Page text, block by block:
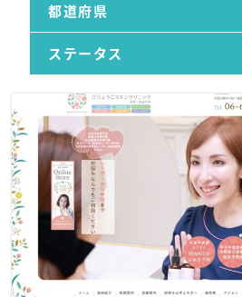
都道府県
ステータス